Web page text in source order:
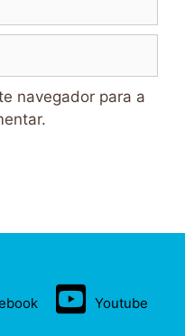
navegador para a
Youtube